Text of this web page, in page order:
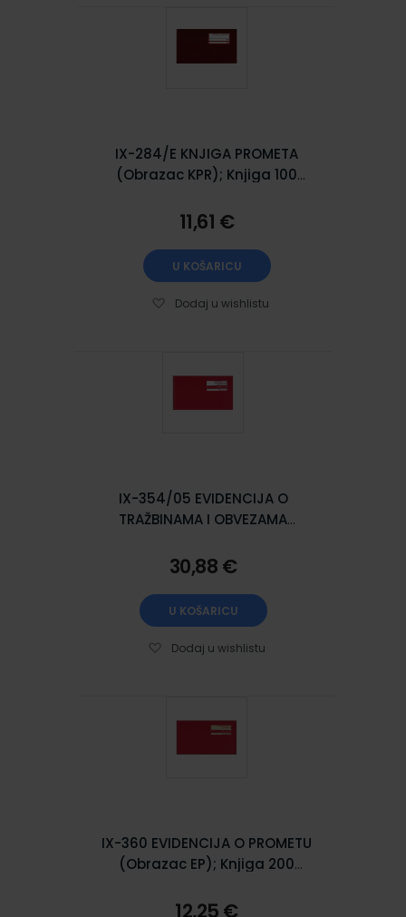
IX-284/E KNJIGA PROMETA
(Obrazac KPR); Knjiga 100
11,61 €
U KOŠARICU
Dodaj u wishlistu
IX-354/05 EVIDENCIJA O
TRAŽBINAMA I OBVEZAMA
stranica, 29,7 x 21 cm
30,88 €
U KOŠARICU
Dodaj u wishlistu
IX-360 EVIDENCIJA O PROMETU
(Obrazac EP); Knjiga 200
12,25 €